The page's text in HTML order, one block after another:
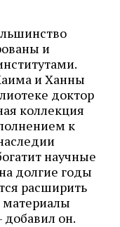
и
и Ханны
доктор
коллекция
к
научные
долгие годы
расширить
материалы
он.